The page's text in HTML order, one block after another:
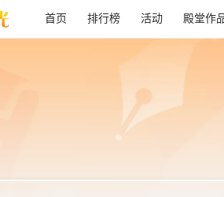
首页 排行榜 活动 殿堂作